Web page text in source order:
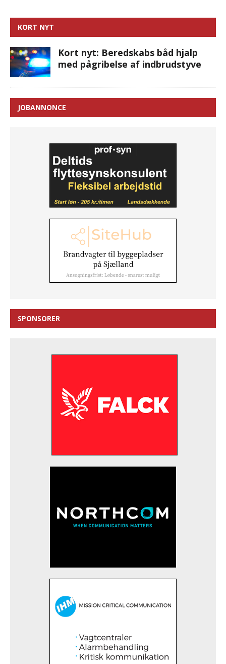
KORT NYT
Kort nyt: Beredskabs båd hjalp
med pågribelse af indbrudstyve
JOBANNONCE
SPONSORER